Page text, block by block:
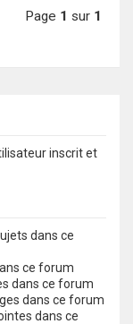
Page 1 sur 1
inscrit et
dans ce
ce forum
dans ce forum
dans ce forum
dans ce